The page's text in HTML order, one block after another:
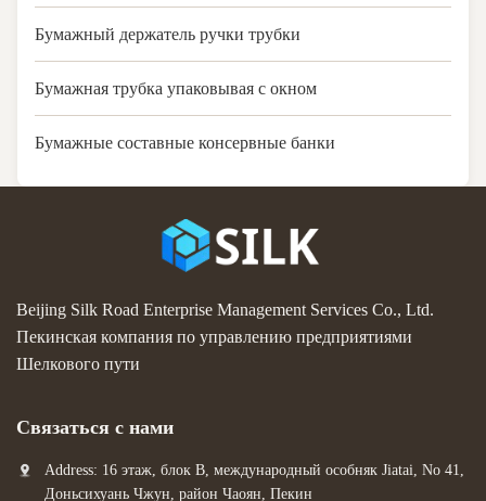
Бумажный держатель ручки трубки
Бумажная трубка упаковывая с окном
Бумажные составные консервные банки
Beijing Silk Road Enterprise Management Services Co., Ltd.
Пекинская компания по управлению предприятиями
Шелкового пути
Связаться с нами
Address: 16 этаж, блок B, международный особняк Jiatai, No 41,
Доньсихуань Чжун, район Чаоян, Пекин